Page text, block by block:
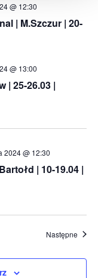
| M.Szczur | 20-
@ 12:30
| 25-26.03 |
@ 13:00
| 10-19.04 |
2024 @ 12:30
Następne